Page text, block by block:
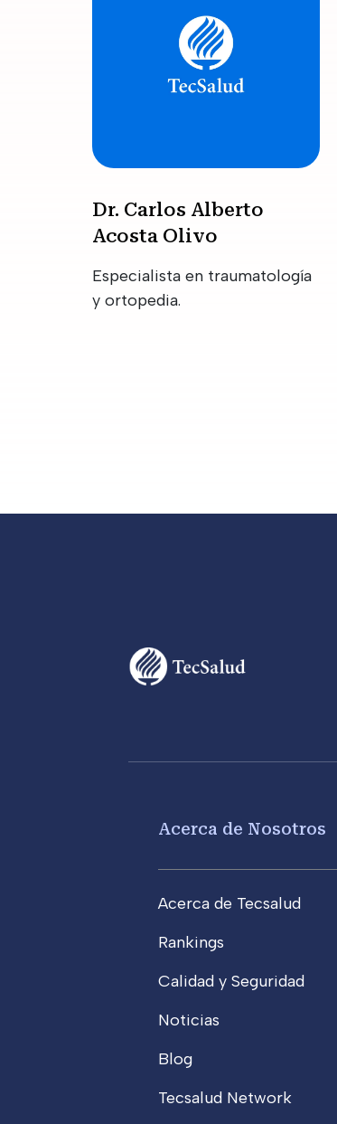
Dr. Carlos Alberto
Acosta Olivo
Especialista en traumatología
y ortopedia.
Acerca de Nosotros
Acerca de Tecsalud
Rankings
Calidad y Seguridad
Noticias
Blog
Tecsalud Network